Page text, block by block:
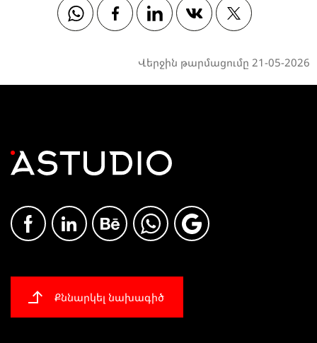
Whatsapp FacebookLinkedin VkontakteTwitter
Վերջին թարմացումը 21-05-2026
Քննարկել նախագիծ